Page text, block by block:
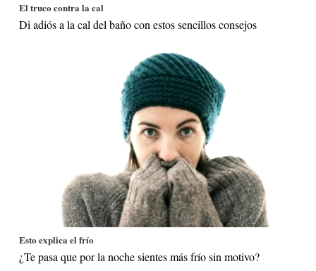
El truco contra la cal
Di adiós a la cal del baño con estos sencillos consejos
Esto explica el frío
¿Te pasa que por la noche sientes más frío sin motivo?